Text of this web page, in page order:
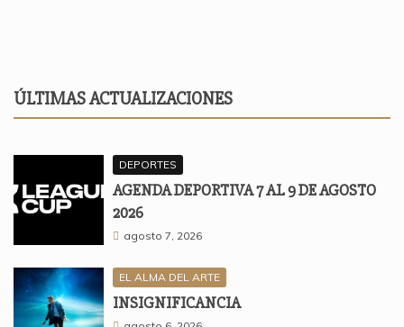
ÚLTIMAS ACTUALIZACIONES
DEPORTES
AGENDA DEPORTIVA 7 AL 9 DE AGOSTO
2026
agosto 7, 2026
EL ALMA DEL ARTE
INSIGNIFICANCIA